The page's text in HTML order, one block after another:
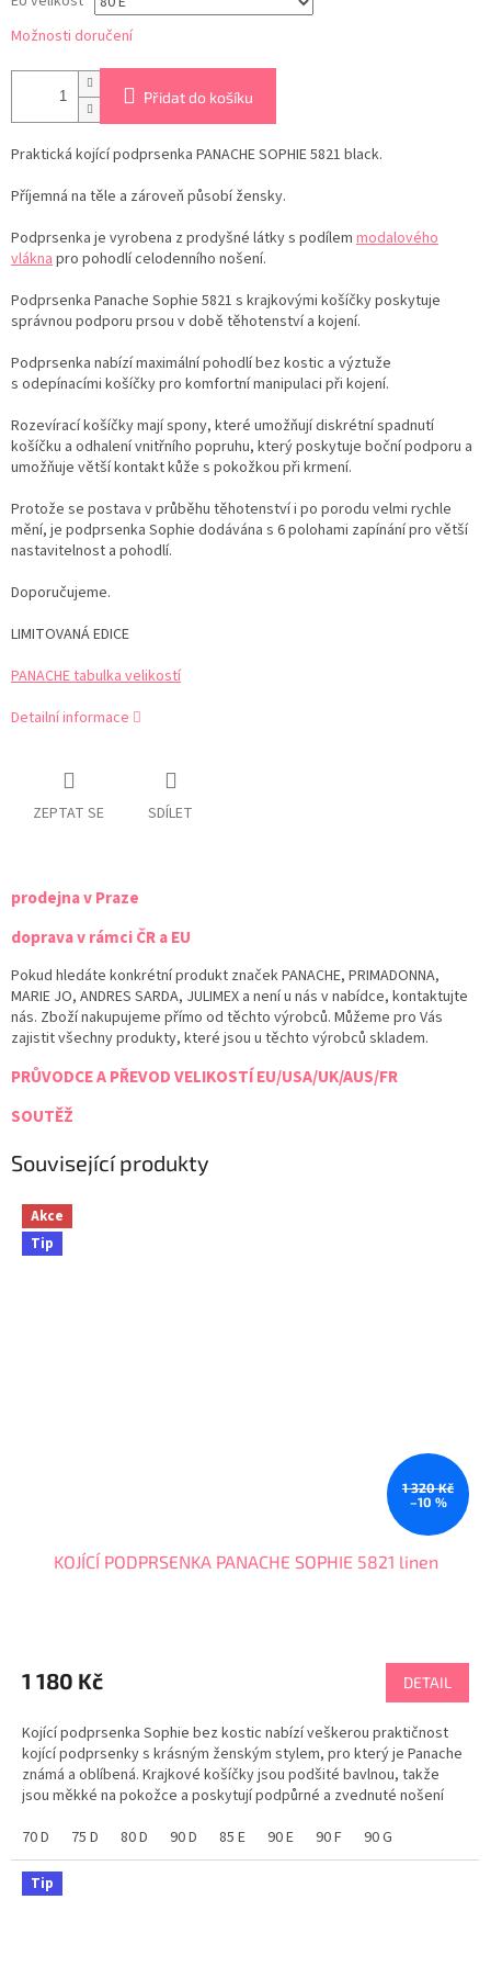
Možnosti doručení
Přidat do košíku
Praktická kojící podprsenka PANACHE SOPHIE 5821 black.
Příjemná na těle a zároveň působí žensky.
Podprsenka je vyrobena z prodyšné látky s podílem modalového
vláknapro pohodlí celodenního nošení.
Podprsenka Panache Sophie 5821 s krajkovými košíčky poskytuje
správnou podporu prsou v době těhotenství a kojení.
Podprsenka nabízí maximální pohodlí bez kostic a výztuže
s odepínacími košíčky pro komfortní manipulaci při kojení.
Rozevírací košíčky mají spony, které umožňují diskrétní spadnutí
košíčku a odhalení vnitřního popruhu, který poskytuje boční podporu a
umožňuje větší kontakt kůže s pokožkou při krmení.
Protože se postava v průběhu těhotenství i po porodu velmi rychle
mění, je podprsenka Sophie dodávána s 6 polohami zapínání pro větší
nastavitelnost a pohodlí.
Doporučujeme.
LIMITOVANÁ EDICE
PANACHE tabulka velikostí
Detailní informace
ZEPTAT SE SDÍLET
prodejna v Praze
doprava v rámci ČR a EU
Pokud hledáte konkrétní produkt značek PANACHE, PRIMADONNA,
MARIE JO, ANDRES SARDA, JULIMEX a není u nás v nabídce, kontaktujte
nás. Zboží nakupujeme přímo od těchto výrobců. Můžeme pro Vás
zajistit všechny produkty, které jsou u těchto výrobců skladem.
PRŮVODCE A PŘEVOD VELIKOSTÍ EU/USA/UK/AUS/FR
SOUTĚŽ
Související produkty
Akce
Tip
1 320 Kč
–10 %
KOJÍCÍ PODPRSENKA PANACHE SOPHIE 5821 linen
1 180 Kč DETAIL
Kojící podprsenka Sophie bez kostic nabízí veškerou praktičnost
kojící podprsenky s krásným ženským stylem, pro který je Panache
známá a oblíbená. Krajkové košíčky jsou podšité bavlnou, takže
jsou měkké na pokožce a poskytují podpůrné a zvednuté nošení
70 D
75 D 80 D 90 D 85 E 90 E 90 F 90 G
Tip